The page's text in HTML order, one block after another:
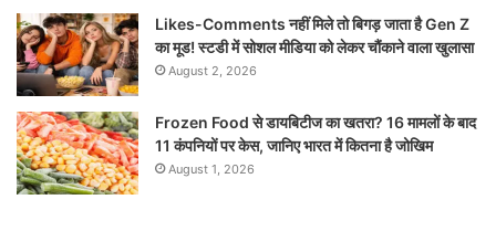
Likes-Comments नहीं मिले तो बिगड़ जाता है Gen Z
का मूड! स्टडी में सोशल मीडिया को लेकर चौंकाने वाला खुलासा
August 2, 2026
Frozen Food से डायबिटीज का खतरा? 16 मामलों के बाद
11 कंपनियों पर केस, जानिए भारत में कितना है जोखिम
August 1, 2026